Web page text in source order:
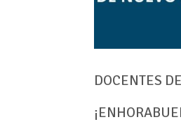
DOCENTES